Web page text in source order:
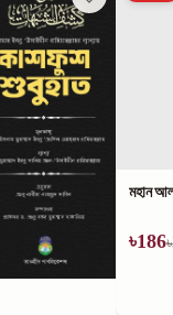
মহান
৳186৳